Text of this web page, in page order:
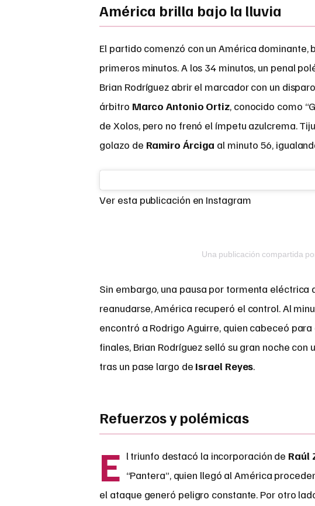
América brilla bajo la lluvia
El partido comenzó con un América
primeros minutos. A los 34 minutos, un penal
Brian Rodríguez abrir el marcador con un
árbitro Marco Antonio Ortiz, conocido como
de Xolos, pero no frenó el ímpetu azulcrema.
golazo de Ramiro Árciga al minuto 56,
Ver esta publicación en Instagram
Una publicación compartida
Sin embargo, una pausa por tormenta
reanudarse, América recuperó el control. Al
encontró a Rodrigo Aguirre, quien cabeceó
finales, Brian Rodríguez selló su gran noche
tras un pase largo de Israel Reyes.
Refuerzos y polémicas
E l triunfo destacó la incorporación de Raúl
“Pantera”, quien llegó al América
el ataque generó peligro constante. Por otro